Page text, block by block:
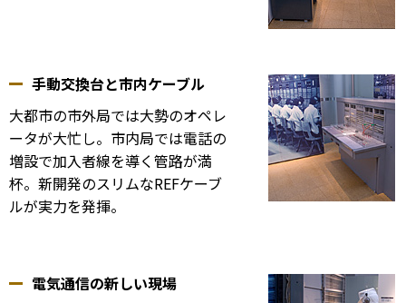
手動交換台と市内ケーブル
大都市の市外局では大勢のオペレ
ータが大忙し。市内局では電話の
増設で加入者線を導く管路が満
杯。新開発のスリムなREFケーブ
ルが実力を発揮。
電気通信の新しい現場